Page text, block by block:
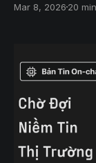
thấy nỗi sợ
Mar 8, 2026 20